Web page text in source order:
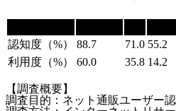
認知度（%）
88.7 71.0 55.2
利用度（%）
60.0 35.8 14.2
【調査概要】
調査目的：ネット通販ユーザー